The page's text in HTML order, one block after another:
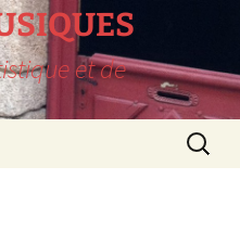
et de